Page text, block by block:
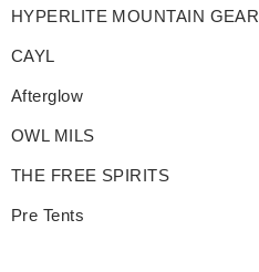
HYPERLITE MOUNTAIN GEAR
CAYL
Afterglow
OWL MILS
THE FREE SPIRITS
Pre Tents